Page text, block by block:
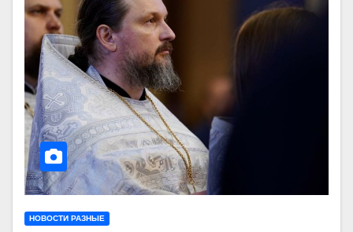
НОВОСТИ РАЗНЫЕ